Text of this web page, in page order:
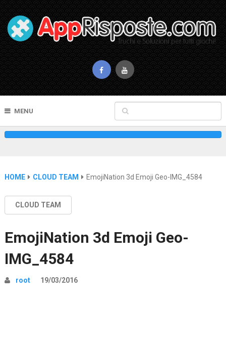
MENU
HOME CLOUD TEAM EmojiNation 3d Emoji Geo-IMG_4584
CLOUD TEAM
EmojiNation 3d Emoji Geo-
IMG_4584
root 19/03/2016